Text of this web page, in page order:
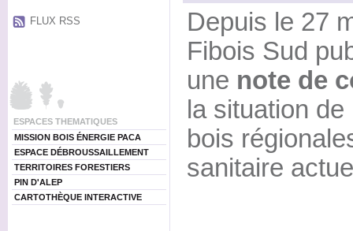
FLUX RSS
ESPACES THEMATIQUES
MISSION BOIS ÉNERGIE PACA
ESPACE DÉBROUSSAILLEMENT
TERRITOIRES FORESTIERS
PIN D'ALEP
CARTOTHÈQUE INTERACTIVE
Depuis le 27
Fibois Sud
une note de
la situation
bois
sanitaire